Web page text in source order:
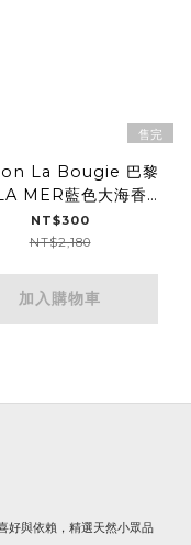
售完
La Bougie 巴黎
MER藍色大海香氛
蠟燭
NT$300
NT$2,180
加入購物車
好與依賴，精選天然小眾品